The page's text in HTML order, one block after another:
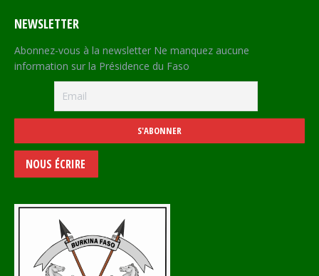
NEWSLETTER
Abonnez-vous à la newsletter Ne manquez aucune
information sur la Présidence du Faso
NOUS ÉCRIRE